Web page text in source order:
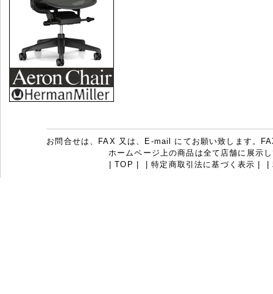
お問合せは、FAX 又は、E-mail にてお願い致します。
ホームページ上の商品は全て店舗に展示
|TOP |特定商取引法に基づく表示 |